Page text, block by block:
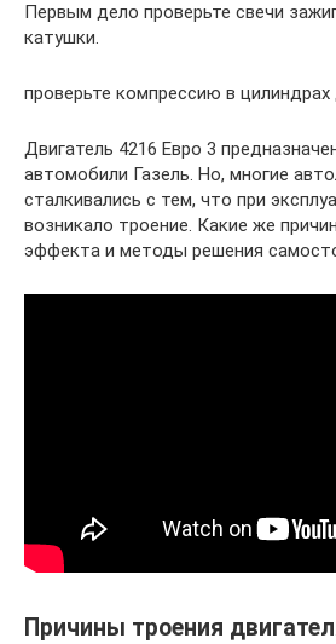
Первым дело проверьте свечи
катушки.
проверьте компрессию в цилиндрах
Двигатель 4216 Евро 3
автомобили Газель. Но, многие
сталкивались с тем, что при
возникало троение. Какие же
эффекта и методы решения
Причины троения